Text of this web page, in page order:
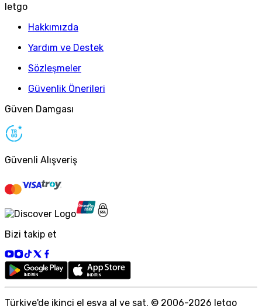
letgo
Hakkımızda
Yardım ve Destek
Sözleşmeler
Güvenlik Önerileri
Güven Damgası
Güvenli Alışveriş
Bizi takip et
Türkiye'de ikinci el eşya al ve sat. © 2006-2026 letgo